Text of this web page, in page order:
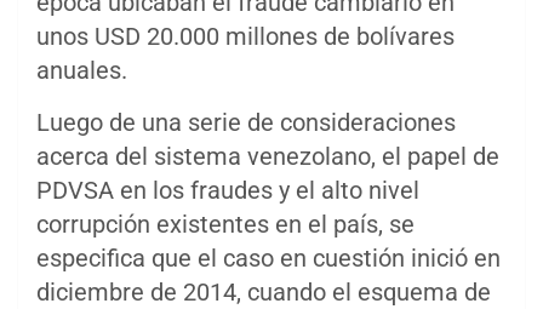
unos USD 20.000 millones de bolívares
anuales.
Luego de una serie de consideraciones
acerca del sistema venezolano, el papel de
PDVSA en los fraudes y el alto nivel
corrupción existentes en el país, se
especifica que el caso en cuestión inició en
diciembre de 2014, cuando el esquema de